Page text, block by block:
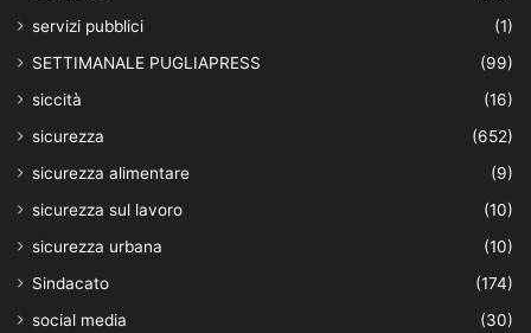
servizi pubblici
(1)
SETTIMANALE PUGLIAPRESS
(99)
siccità
(16)
sicurezza
(652)
sicurezza alimentare
(9)
sicurezza sul lavoro
(10)
sicurezza urbana
(10)
Sindacato
(174)
social media
(30)